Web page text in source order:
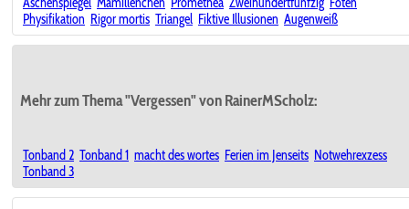
Physifikation Rigor mortis Triangel Fiktive Illusionen Augenweiß
Mehr zum Thema "Vergessen" von RainerMScholz:
Tonband 2 Tonband 1 macht des wortes Ferien im Jenseits Notwehrexzess
Tonband 3